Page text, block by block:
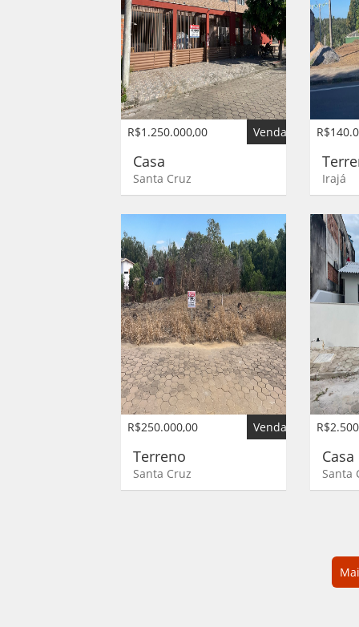
R$1.250.000,00 Venda
Casa
Santa Cruz Irajá
R$250.000,00 Venda
Terreno
Santa Cruz Santa